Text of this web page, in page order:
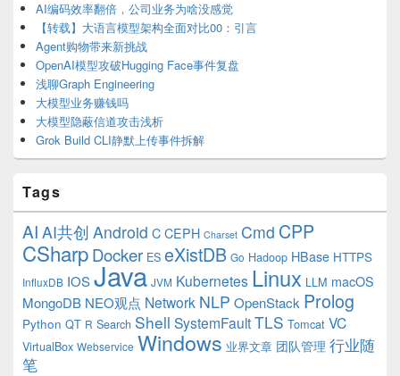
AI编码效率翻倍，公司业务为啥没感觉
【转载】大语言模型架构全面对比00：引言
Agent购物带来新挑战
OpenAI模型攻破Hugging Face事件复盘
浅聊Graph Engineering
大模型业务赚钱吗
大模型隐蔽信道攻击浅析
Grok Build CLI静默上传事件拆解
Tags
AI AI共创 Android C CEPH Charset Cmd CPP
CSharpDocker ES eXistDB Go Hadoop HBase HTTPS
InfluxDB IOSJava JVM Kubernetes Linux LLM macOS
MongoDB NEO观点 Network NLP OpenStack Prolog
Python QT R Search Shell SystemFaultTLS Tomcat VC
VirtualBox Webservice Windows 业界文章 团队管理 行业随
笔